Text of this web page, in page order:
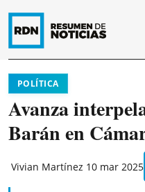
POLÍTICA
Avanza
Barán en
Vivian Martínez 10 mar 2025